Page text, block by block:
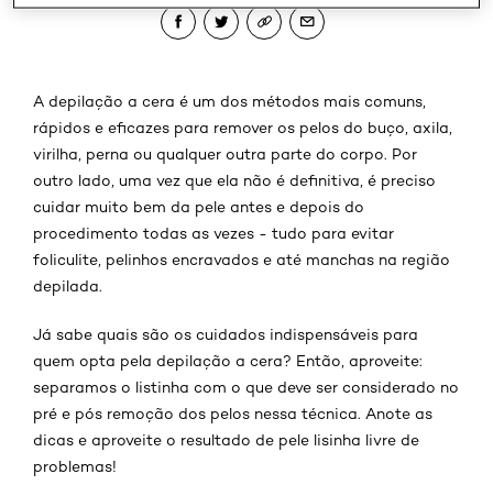
A depilação a cera é um dos métodos mais comuns,
rápidos e eficazes para remover os pelos do buço, axila,
virilha, perna ou qualquer outra parte do corpo. Por
outro lado, uma vez que ela não é definitiva, é preciso
cuidar muito bem da pele antes e depois do
procedimento todas as vezes - tudo para evitar
foliculite, pelinhos encravados e até manchas na região
depilada.
Já sabe quais são os cuidados indispensáveis para
quem opta pela depilação a cera? Então, aproveite:
separamos o listinha com o que deve ser considerado no
pré e pós remoção dos pelos nessa técnica. Anote as
dicas e aproveite o resultado de pele lisinha livre de
problemas!